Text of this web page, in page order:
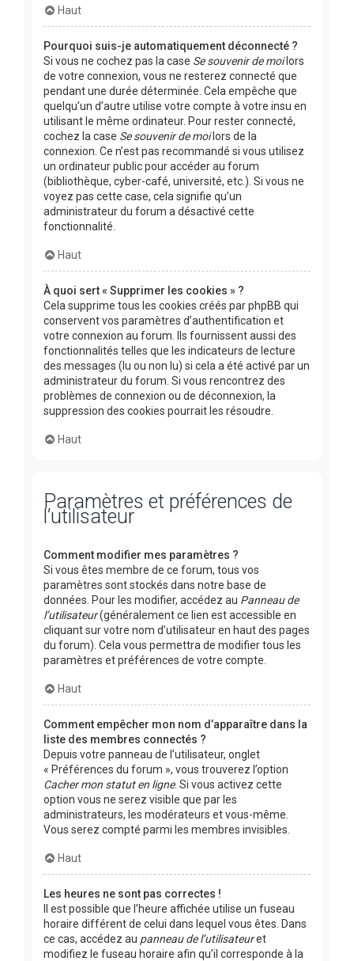
Haut
Pourquoi suis-je automatiquement déconnecté ?
Si vous ne cochez pas la case Se souvenir de moilors
de votre connexion, vous ne resterez connecté que
pendant une durée déterminée. Cela empêche que
quelqu’un d’autre utilise votre compte à votre insu en
utilisant le même ordinateur. Pour rester connecté,
cochez la case Se souvenir de moilors de la
connexion. Ce n’est pas recommandé si vous utilisez
un ordinateur public pour accéder au forum
(bibliothèque, cyber-café, université, etc.). Si vous ne
voyez pas cette case, cela signifie qu’un
administrateur du forum a désactivé cette
fonctionnalité.
Haut
À quoi sert « Supprimer les cookies » ?
Cela supprime tous les cookies créés par phpBB qui
conservent vos paramètres d’authentification et
votre connexion au forum. Ils fournissent aussi des
fonctionnalités telles que les indicateurs de lecture
des messages (lu ou non lu) si cela a été activé par un
administrateur du forum. Si vous rencontrez des
problèmes de connexion ou de déconnexion, la
suppression des cookies pourrait les résoudre.
Haut
Paramètres et préférences de
l’utilisateur
Comment modifier mes paramètres ?
Si vous êtes membre de ce forum, tous vos
paramètres sont stockés dans notre base de
données. Pour les modifier, accédez au Panneau de
l’utilisateur(généralement ce lien est accessible en
cliquant sur votre nom d’utilisateur en haut des pages
du forum). Cela vous permettra de modifier tous les
paramètres et préférences de votre compte.
Haut
Comment empêcher mon nom d’apparaître dans la
liste des membres connectés ?
Depuis votre panneau de l’utilisateur, onglet
« Préférences du forum », vous trouverez l’option
Cacher mon statut en ligne. Si vous activez cette
option vous ne serez visible que par les
administrateurs, les modérateurs et vous-même.
Vous serez compté parmi les membres invisibles.
Haut
Les heures ne sont pas correctes !
Il est possible que l’heure affichée utilise un fuseau
horaire différent de celui dans lequel vous êtes. Dans
ce cas, accédez au panneau de l’utilisateuret
modifiez le fuseau horaire afin qu’il corresponde à la